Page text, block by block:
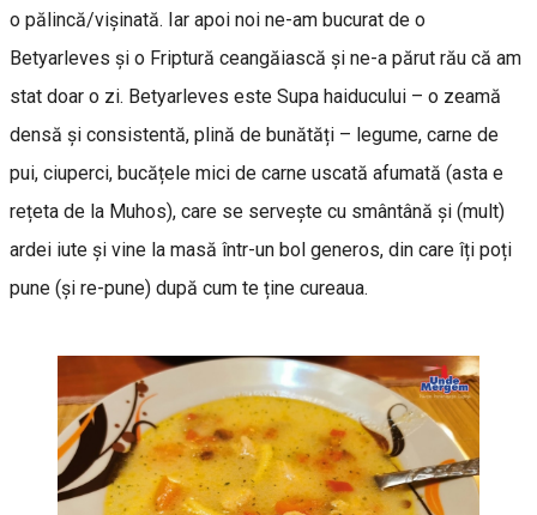
o pălincă/vișinată. Iar apoi noi ne-am bucurat de o
Betyarleves și o Friptură ceangăiască și ne-a părut rău că am
stat doar o zi. Betyarleves este Supa haiducului – o zeamă
densă și consistentă, plină de bunătăți – legume, carne de
pui, ciuperci, bucățele mici de carne uscată afumată (asta e
rețeta de la Muhos), care se servește cu smântână și (mult)
ardei iute și vine la masă într-un bol generos, din care îți poți
pune (și re-pune) după cum te ține cureaua.